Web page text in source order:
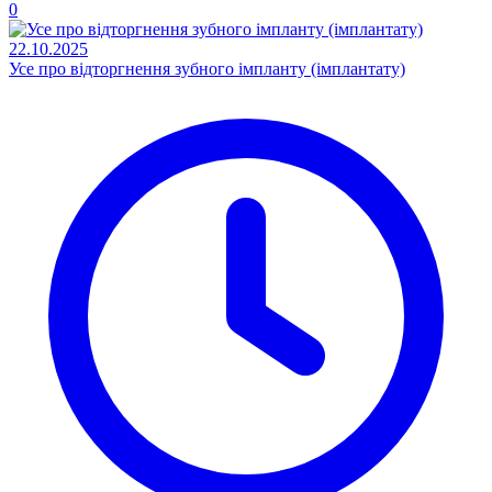
0
22.10.2025
Усе про відторгнення зубного імпланту (імплантату)